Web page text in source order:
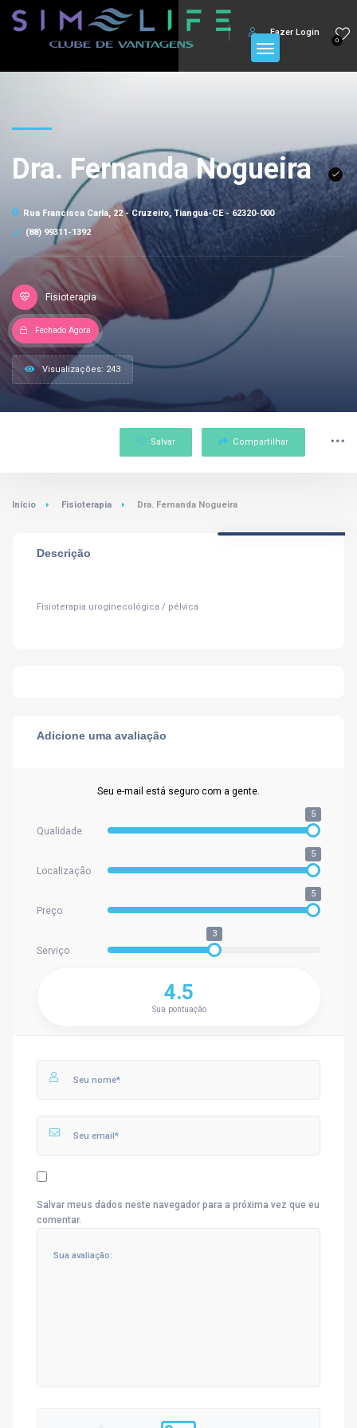
0
Fazer Login
Dra. Fernanda Nogueira
Rua Francisca Carla, 22 - Cruzeiro, Tianguá-CE - 62320-000
(88) 99311-1392
Fisioterapia
Fechado Agora
Visualizações: 243
Salvar Compartilhar
Início Fisioterapia Dra. Fernanda Nogueira
Descrição
Fisioterapia uroginecológica / pélvica
Adicione uma avaliação
Seu e-mail está seguro com a gente.
Qualidade
5
Localização
5
Preço
5
Serviço
3
4.5
Sua pontuação
Salvar meus dados neste navegador para a próxima vez que eu
comentar.